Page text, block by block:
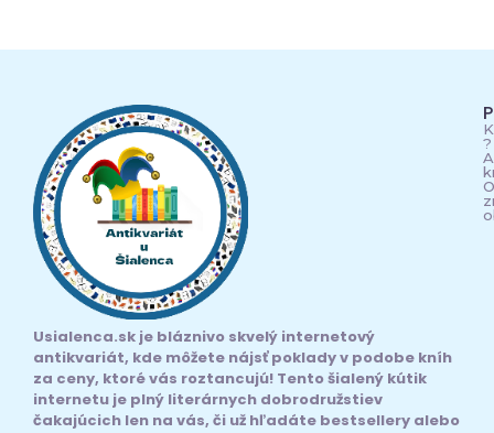
Usialenca.sk je bláznivo skvelý internetový
antikvariát, kde môžete nájsť poklady v podobe kníh
za ceny, ktoré vás roztancujú! Tento šialený kútik
internetu je plný literárnych dobrodružstiev
čakajúcich len na vás, či už hľadáte bestsellery alebo
?